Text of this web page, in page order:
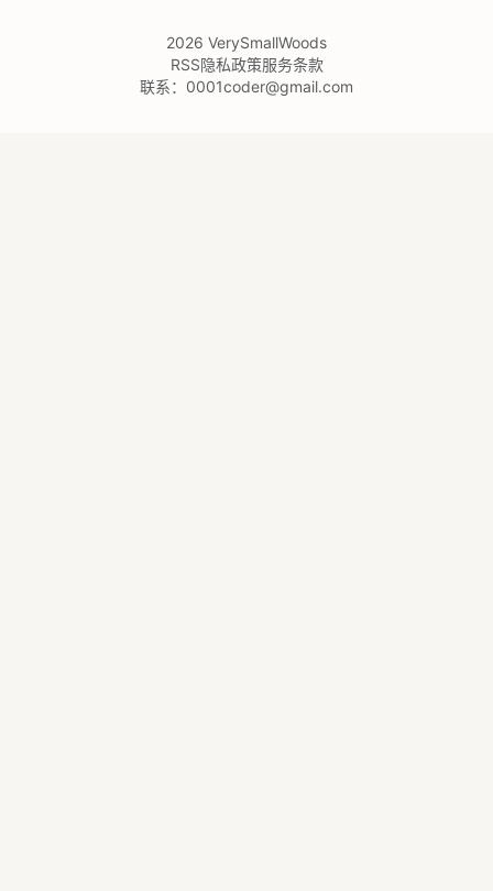
2026 VerySmallWoods
RSS隐私政策服务条款
联系： 0001coder@gmail.com